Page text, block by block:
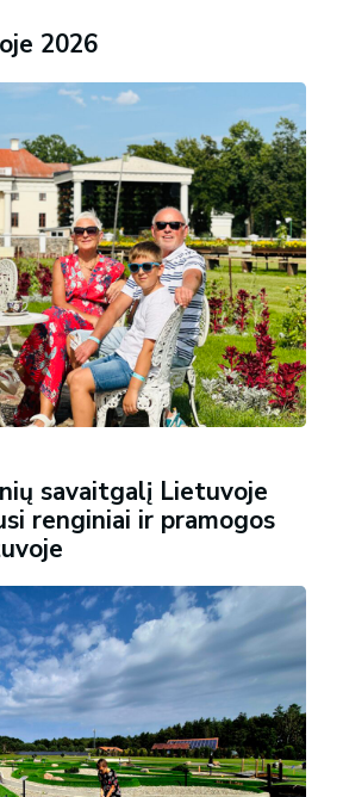
2026
savaitgalį Lietuvoje
renginiai ir pramogos